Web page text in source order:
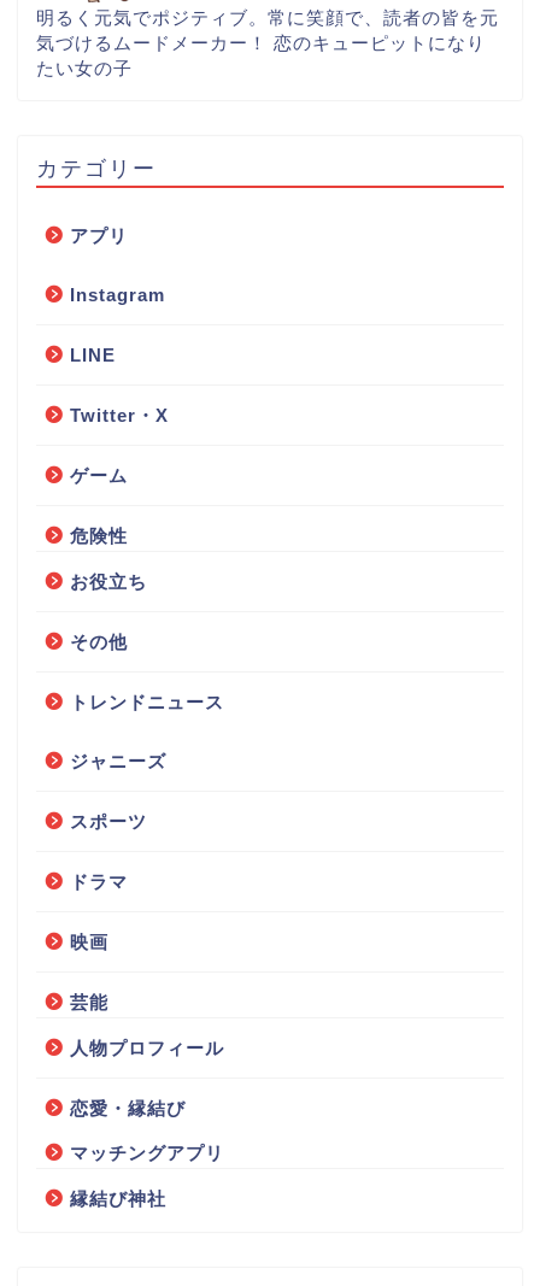
明るく元気でポジティブ。常に笑顔で、読者の皆を元
気づけるムードメーカー！ 恋のキューピットになり
たい女の子
カテゴリー
アプリ
Instagram
LINE
Twitter・X
ゲーム
危険性
お役立ち
その他
トレンドニュース
ジャニーズ
スポーツ
ドラマ
映画
芸能
人物プロフィール
恋愛・縁結び
マッチングアプリ
縁結び神社